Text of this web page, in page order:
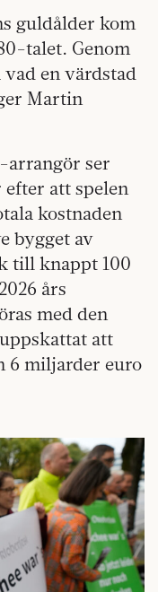
guldålder kom
talet. Genom
en värdstad
Martin
arrangör ser
att spelen
kostnaden
bygget av
till knappt 100
års
med den
att
6 miljarder euro